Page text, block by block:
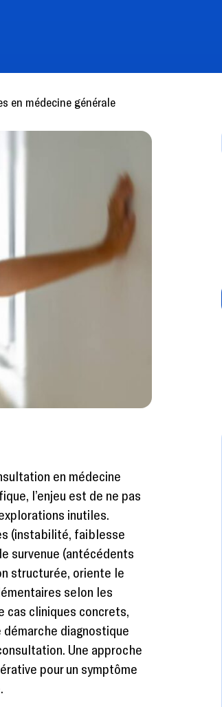
en médecine générale
en médecine
l’enjeu est de ne pas
inutiles.
(instabilité, faiblesse
survenue (antécédents
structurée, oriente le
selon les
cas cliniques concrets,
diagnostique
Une approche
pour un symptôme